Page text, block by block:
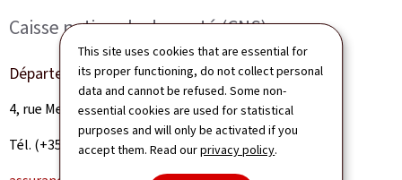
This site uses cookies that are essential for
its proper functioning, do not collect personal
data and cannot be refused. Some non-
essential cookies are used for statistical
purposes and will only be activated if you
accept them. Read ourprivacy policy.
Caisse nationale de santé (CNS)
Département Assurance dépendance
4, rue Mercier, L-2144 Luxembourg
Tél. (+352) 27 57 - 4455